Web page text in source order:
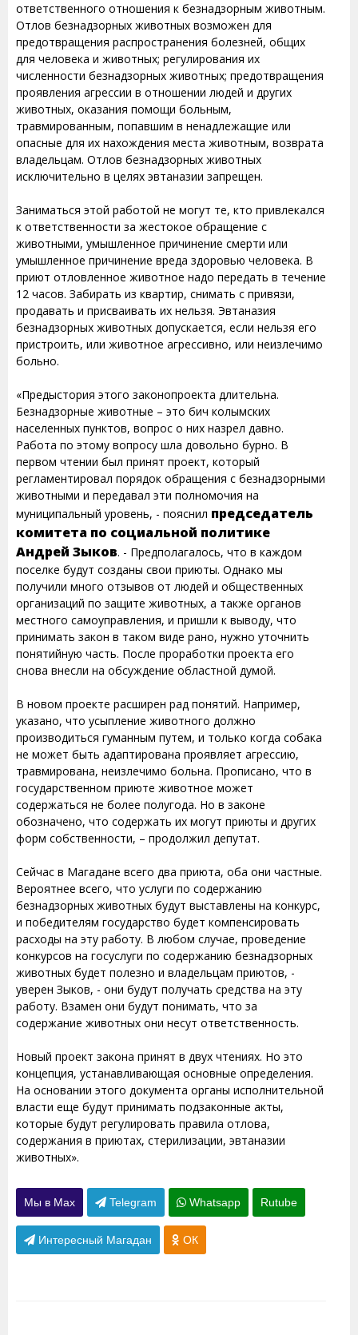
ответственного отношения к безнадзорным животным.
Отлов безнадзорных животных возможен для
предотвращения распространения болезней, общих
для человека и животных; регулирования их
численности безнадзорных животных; предотвращения
проявления агрессии в отношении людей и других
животных, оказания помощи больным,
травмированным, попавшим в ненадлежащие или
опасные для их нахождения места животным, возврата
владельцам. Отлов безнадзорных животных
исключительно в целях эвтаназии запрещен.
Заниматься этой работой не могут те, кто привлекался
к ответственности за жестокое обращение с
животными, умышленное причинение смерти или
умышленное причинение вреда здоровью человека. В
приют отловленное животное надо передать в течение
12 часов. Забирать из квартир, снимать с привязи,
продавать и присваивать их нельзя. Эвтаназия
безнадзорных животных допускается, если нельзя его
пристроить, или животное агрессивно, или неизлечимо
больно.
«Предыстория этого законопроекта длительна.
Безнадзорные животные – это бич колымских
населенных пунктов, вопрос о них назрел давно.
Работа по этому вопросу шла довольно бурно. В
первом чтении был принят проект, который
регламентировал порядок обращения с безнадзорными
животными и передавал эти полномочия на
муниципальный уровень, - пояснил председатель
комитета по социальной политике
Андрей Зыков. - Предполагалось, что в каждом
поселке будут созданы свои приюты. Однако мы
получили много отзывов от людей и общественных
организаций по защите животных, а также органов
местного самоуправления, и пришли к выводу, что
принимать закон в таком виде рано, нужно уточнить
понятийную часть. После проработки проекта его
снова внесли на обсуждение областной думой.
В новом проекте расширен рад понятий. Например,
указано, что усыпление животного должно
производиться гуманным путем, и только когда собака
не может быть адаптирована проявляет агрессию,
травмирована, неизлечимо больна. Прописано, что в
государственном приюте животное может
содержаться не более полугода. Но в законе
обозначено, что содержать их могут приюты и других
форм собственности, – продолжил депутат.
Сейчас в Магадане всего два приюта, оба они частные.
Вероятнее всего, что услуги по содержанию
безнадзорных животных будут выставлены на конкурс,
и победителям государство будет компенсировать
расходы на эту работу. В любом случае, проведение
конкурсов на госуслуги по содержанию безнадзорных
животных будет полезно и владельцам приютов, -
уверен Зыков, - они будут получать средства на эту
работу. Взамен они будут понимать, что за
содержание животных они несут ответственность.
Новый проект закона принят в двух чтениях. Но это
концепция, устанавливающая основные определения.
На основании этого документа органы исполнительной
власти еще будут принимать подзаконные акты,
которые будут регулировать правила отлова,
содержания в приютах, стерилизации, эвтаназии
животных».
Мы в Max Telegram Whatsapp Rutube
Интересный Магадан ОК